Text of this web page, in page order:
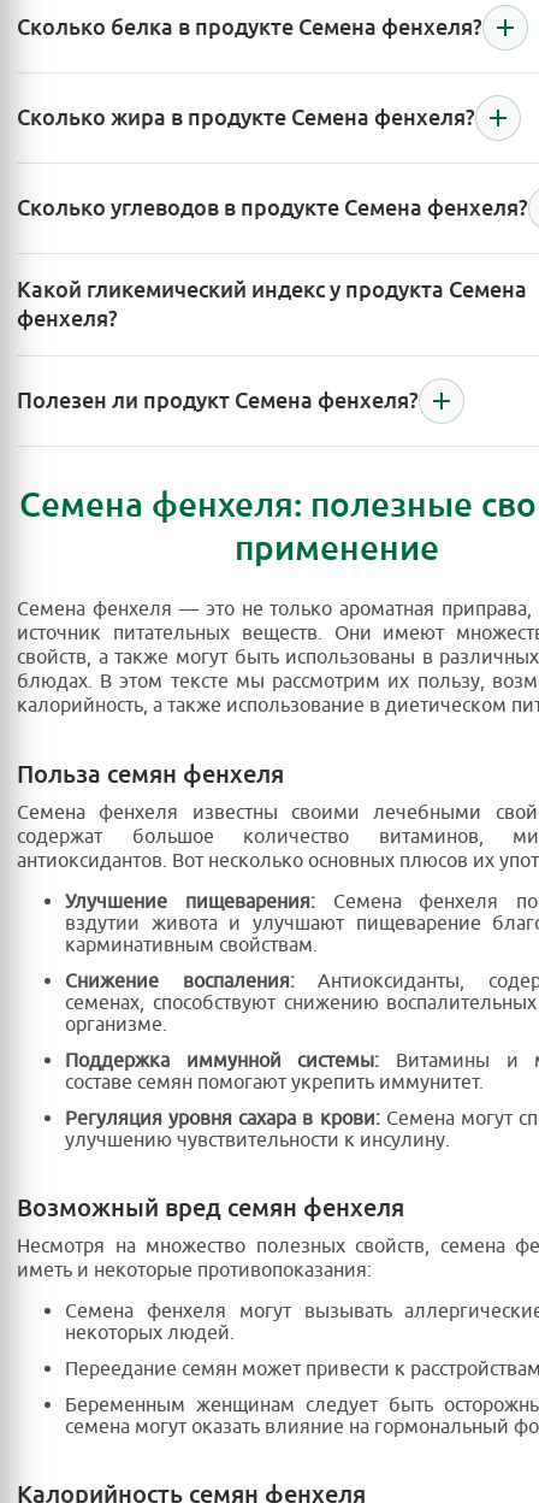
Сколько белка в продукте Семена фенхеля?
Сколько жира в продукте Семена фенхеля?
Сколько углеводов в продукте Семена фенхеля?
Какой гликемический индекс у продукта Семена
фенхеля?
Полезен ли продукт Семена фенхеля?
Семена фенхеля: полезные
применение
Семена фенхеля — это не только ароматная
источник питательных веществ. Они имеют
свойств, а также могут быть использованы в
блюдах. В этом тексте мы рассмотрим их пользу,
калорийность, а также использование в диетическом
Польза семян фенхеля
Семена фенхеля известны своими лечебными
содержат большое количество витаминов,
антиоксидантов. Вот несколько основных плюсов их
Улучшение пищеварения:Семена фенхеля
вздутии живота и улучшают пищеварение
карминативным свойствам.
Снижение воспаления:Антиоксиданты,
семенах, способствуют снижению
организме.
Поддержка иммунной системы: Витамины и
составе семян помогают укрепить иммунитет.
Регуляция уровня сахара в крови:Семена могут
улучшению чувствительности к инсулину.
Возможный вред семян фенхеля
Несмотря на множество полезных свойств, семена
иметь и некоторые противопоказания:
Семена фенхеля могут вызывать
некоторых людей.
Переедание семян может привести к
Беременным женщинам следует быть
семена могут оказать влияние на гормональный
Калорийность семян фенхеля